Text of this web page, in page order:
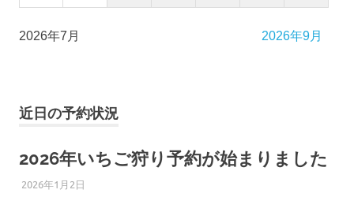
2026年7月 2026年9月
近日の予約状況
2026年いちご狩り予約が始まりました
2026年1月2日